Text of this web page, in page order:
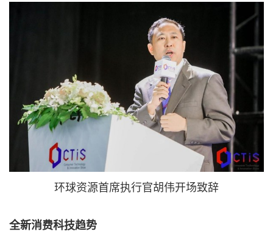
环球资源首席执行官胡伟开场致辞
全新消费科技趋势